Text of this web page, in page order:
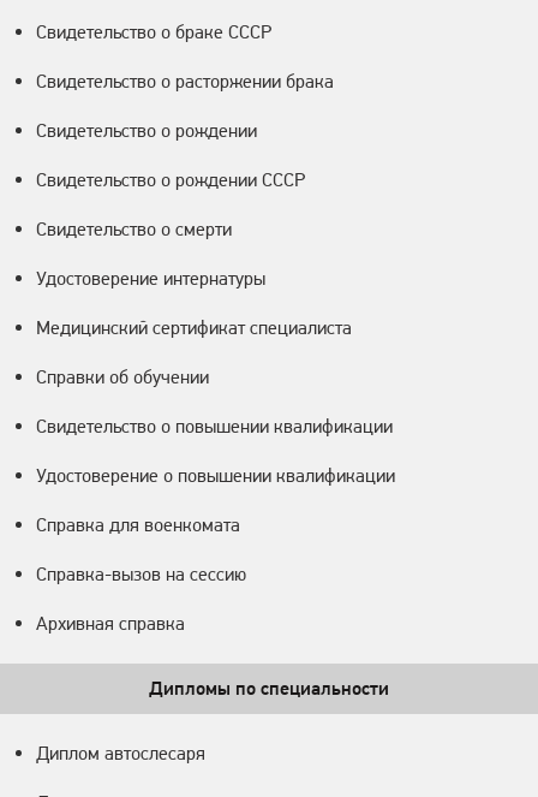
Свидетельство о браке СССР
Свидетельство о расторжении брака
Свидетельство о рождении
Свидетельство о рождении СССР
Свидетельство о смерти
Удостоверение интернатуры
Медицинский сертификат специалиста
Справки об обучении
Свидетельство о повышении квалификации
Удостоверение о повышении квалификации
Справка для военкомата
Справка-вызов на сессию
Архивная справка
Дипломы по специальности
Диплом автослесаря